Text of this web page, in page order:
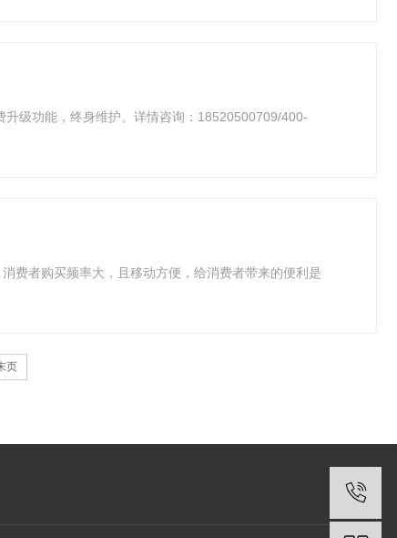
级功能，终身维护。详情咨询：18520500709/400-
费者购买频率大，且移动方便，给消费者带来的便利是
页